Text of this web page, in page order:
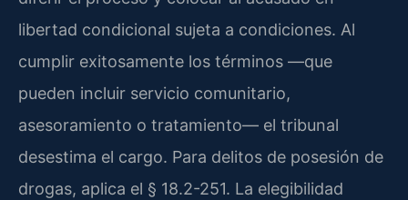
libertad condicional sujeta a condiciones. Al
cumplir exitosamente los términos —que
pueden incluir servicio comunitario,
asesoramiento o tratamiento— el tribunal
desestima el cargo. Para delitos de posesión de
drogas, aplica el § 18.2-251. La elegibilidad